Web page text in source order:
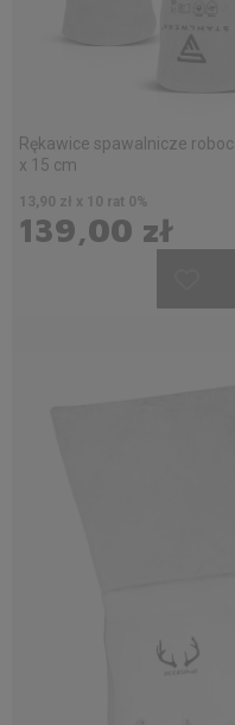
Rękawice spawalnicze
x 15 cm
139,00 zł
13,90 zł x 10 rat 0%